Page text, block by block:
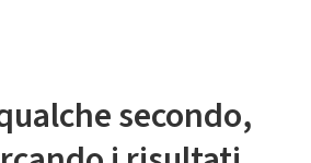
secondo,